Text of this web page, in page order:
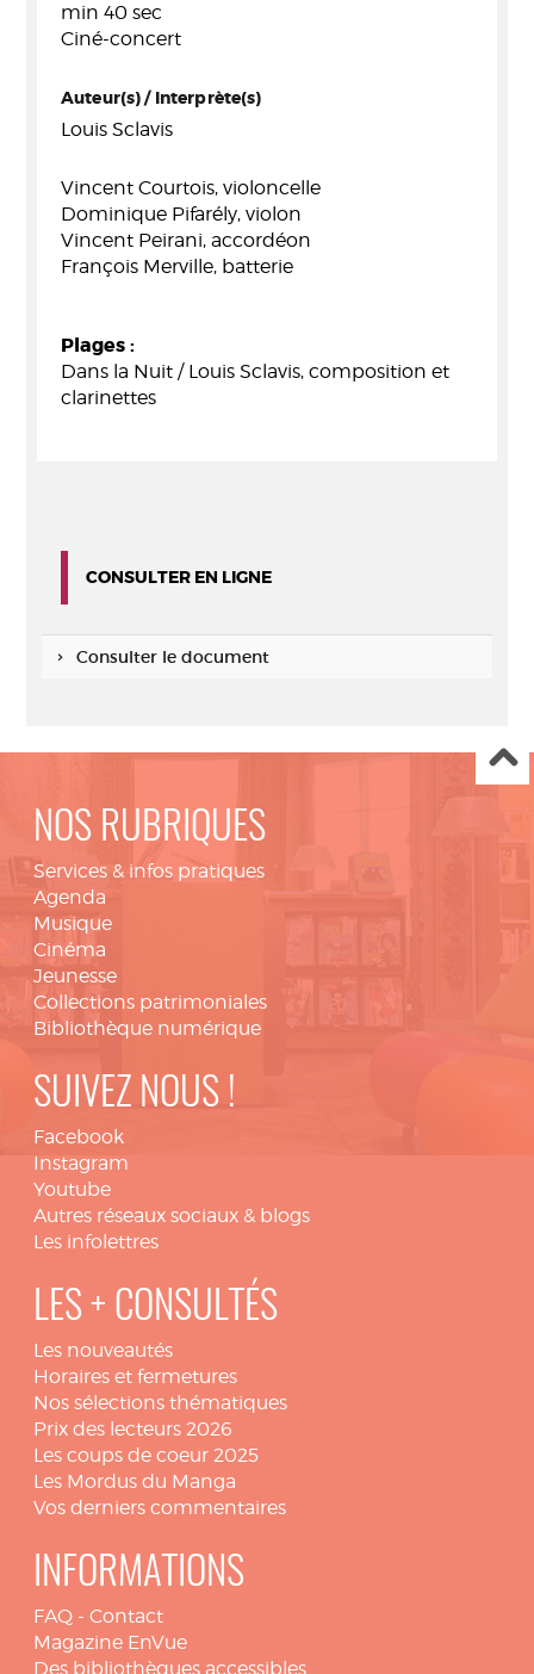
min 40 sec
Ciné-concert
Auteur(s) / Interprète(s)
Louis Sclavis
Vincent Courtois, violoncelle
Dominique Pifarély, violon
Vincent Peirani, accordéon
François Merville, batterie
Plages :
Dans la Nuit / Louis Sclavis, composition et
clarinettes
CONSULTER EN LIGNE
Consulter le document
NOS RUBRIQUES
Services & infos pratiques
Agenda
Musique
Cinéma
Jeunesse
Collections patrimoniales
Bibliothèque numérique
SUIVEZ NOUS !
Facebook
Instagram
Youtube
Autres réseaux sociaux & blogs
Les infolettres
LES + CONSULTÉS
Les nouveautés
Horaires et fermetures
Nos sélections thématiques
Prix des lecteurs 2026
Les coups de coeur 2025
Les Mordus du Manga
Vos derniers commentaires
INFORMATIONS
FAQ - Contact
Magazine EnVue
Des bibliothèques accessibles